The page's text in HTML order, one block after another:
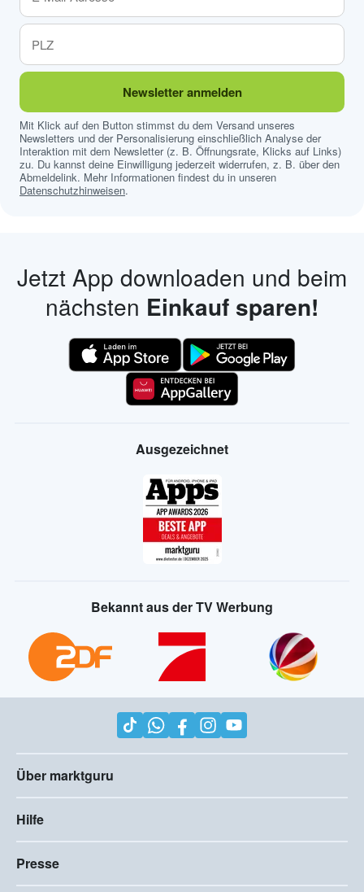
Newsletter anmelden
Mit Klick auf den Button stimmst du dem Versand unseres
Newsletters und der Personalisierung einschließlich Analyse der
Interaktion mit dem Newsletter (z. B. Öffnungsrate, Klicks auf Links)
zu. Du kannst deine Einwilligung jederzeit widerrufen, z. B. über den
Abmeldelink. Mehr Informationen findest du in unseren
Datenschutzhinweisen.
Jetzt App downloaden und beim
nächsten Einkauf sparen!
Ausgezeichnet
Bekannt aus der TV Werbung
Über marktguru
Hilfe
Presse